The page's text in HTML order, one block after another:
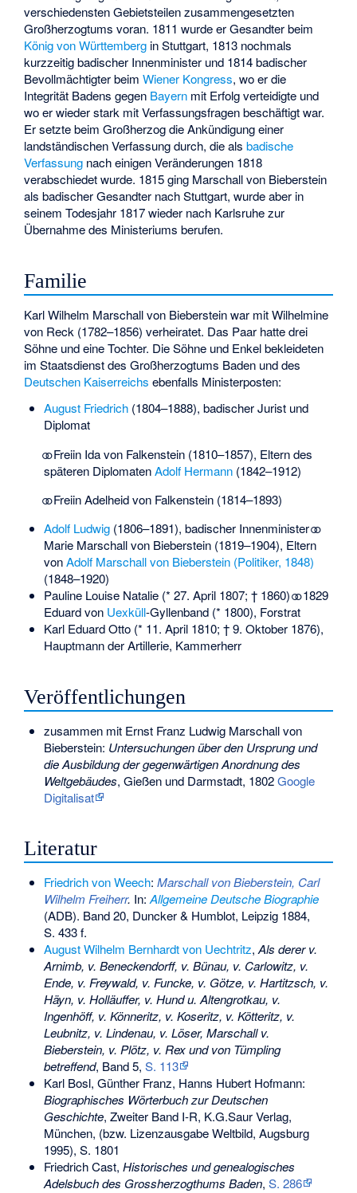
verschiedensten Gebietsteilen zusammengesetzten
Großherzogtums voran. 1811 wurde er Gesandter beim
König von Württemberg in Stuttgart, 1813 nochmals
kurzzeitig badischer Innenminister und 1814 badischer
Bevollmächtigter beimWiener Kongress, wo er die
Integrität Badens gegen Bayern mit Erfolg verteidigte und
wo er wieder stark mit Verfassungsfragen beschäftigt war.
Er setzte beim Großherzog die Ankündigung einer
landständischen Verfassung durch, die alsbadische
Verfassung nach einigen Veränderungen 1818
verabschiedet wurde. 1815 ging Marschall von Bieberstein
als badischer Gesandter nach Stuttgart, wurde aber in
seinem Todesjahr 1817 wieder nach Karlsruhe zur
Übernahme des Ministeriums berufen.
Familie
Karl Wilhelm Marschall von Bieberstein war mit Wilhelmine
von Reck (1782–1856) verheiratet. Das Paar hatte drei
Söhne und eine Tochter. Die Söhne und Enkel bekleideten
im Staatsdienst des Großherzogtums Baden und des
Deutschen Kaiserreichs ebenfalls Ministerposten:
August Friedrich(1804–1888), badischer Jurist und
Diplomat
⚭ Freiin Ida von Falkenstein (1810–1857), Eltern des
späteren DiplomatenAdolf Hermann(1842–1912)
⚭ Freiin Adelheid von Falkenstein (1814–1893)
Adolf Ludwig(1806–1891), badischer Innenminister ⚭
Marie Marschall von Bieberstein (1819–1904), Eltern
vonAdolf Marschall von Bieberstein (Politiker, 1848)
(1848–1920)
Pauline Louise Natalie (* 27. April 1807; † 1860) ⚭ 1829
Eduard von Uexküll-Gyllenband (* 1800), Forstrat
Karl Eduard Otto (* 11. April 1810; † 9. Oktober 1876),
Hauptmann der Artillerie, Kammerherr
Veröffentlichungen
zusammen mit Ernst Franz Ludwig Marschall von
Bieberstein: Untersuchungen über den Ursprung und
die Ausbildung der gegenwärtigen Anordnung des
Weltgebäudes, Gießen und Darmstadt, 1802Google
Digitalisat
Literatur
Friedrich von Weech: Marschall von Bieberstein, Carl
Wilhelm Freiherr. In:Allgemeine Deutsche Biographie
(ADB). Band 20, Duncker & Humblot, Leipzig 1884,
S. 433 f.
August Wilhelm Bernhardt von Uechtritz,Als derer v.
Arnimb, v. Beneckendorff, v. Bünau, v. Carlowitz, v.
Ende, v. Freywald, v. Funcke, v. Götze, v. Hartitzsch, v.
Häyn, v. Holläuffer, v. Hund u. Altengrotkau, v.
Ingenhöff, v. Könneritz, v. Koseritz, v. Kötteritz, v.
Leubnitz, v. Lindenau, v. Löser, Marschall v.
Bieberstein, v. Plötz, v. Rex und von Tümpling
betreffend, Band 5, S. 113
Karl Bosl, Günther Franz, Hanns Hubert Hofmann:
Biographisches Wörterbuch zur Deutschen
Geschichte, Zweiter Band I-R, K.G.Saur Verlag,
München, (bzw. Lizenzausgabe Weltbild, Augsburg
1995), S. 1801
Friedrich Cast, Historisches und genealogisches
Adelsbuch des Grossherzogthums Baden, S. 286